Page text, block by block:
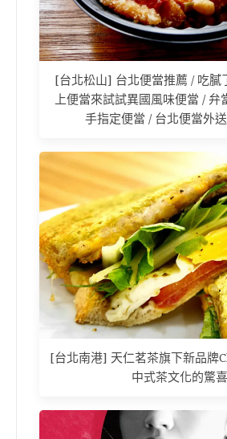
[台北松山] 台北便當推薦 / 吃膩
上便當來試試異國風味便當 / 弁
手指定便當 / 台北便當外
[台北南港] 天仁茗茶旗下新品牌
中式茶文化的驚喜